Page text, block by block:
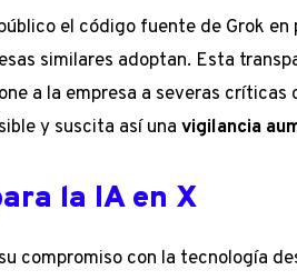
el código fuente de Grok
similares adoptan. Esta
a la empresa a severas críticas
y suscita así unavigilancia
la IA en X
compromiso con la tecnología